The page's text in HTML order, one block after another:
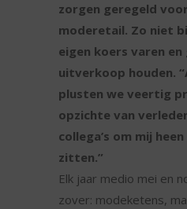
zorgen geregeld
moderetail. Zo niet
eigen koers varen
uitverkoop houden.
plusten we veertig
opzichte van
collega’s om mij
zitten.”
Elk jaar medio mei en
zover: modeketens,